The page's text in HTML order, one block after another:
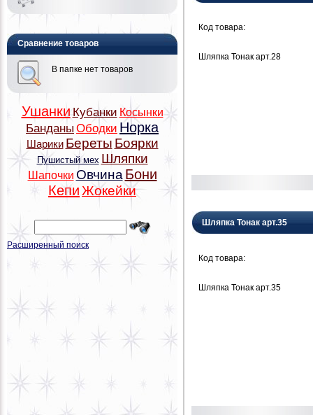
Сравнение товаров
В папке нет товаров
Ушанки Кубанки Косынки
Банданы Ободки Норка
Шарики Береты Боярки
Пушистый мех Шляпки
Шапочки Овчина Бони
Кепи Жокейки
Расширенный поиск
Код товара:
Шляпка Тонак арт.28
Шляпка Тонак арт.35
Код товара:
Шляпка Тонак арт.35